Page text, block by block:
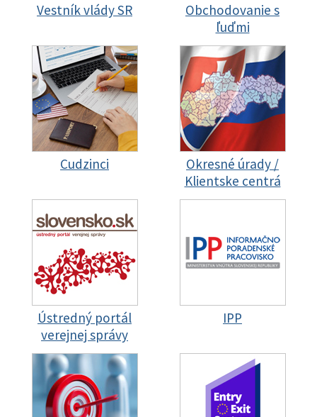
Vestník vlády SR
Obchodovanie s
ľuďmi
Cudzinci
Okresné úrady /
Klientske centrá
Ústredný portál
verejnej správy
IPP